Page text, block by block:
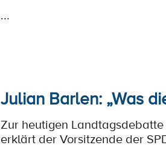
...
Julian Barlen: „Was
Zur heutigen
erklärt der Vorsitzende der